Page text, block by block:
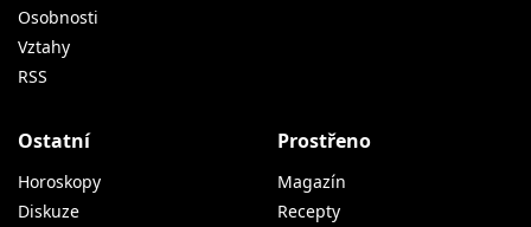
Osobnosti
Vztahy
RSS
Ostatní
Horoskopy
Diskuze
Prostřeno
Magazín
Recepty